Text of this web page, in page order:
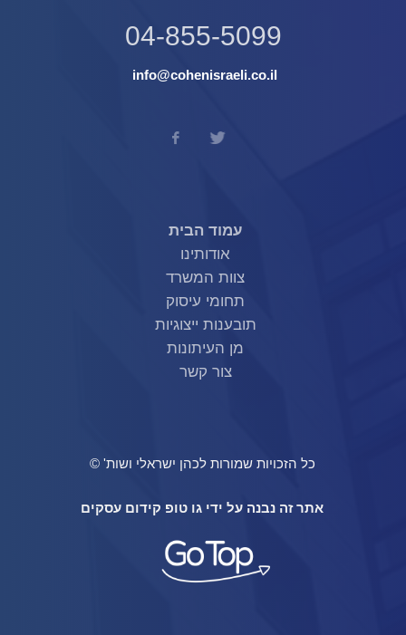
04-855-5099
info@cohenisraeli.co.il
עמוד הבית
אודותינו
צוות המשרד
תחומי עיסוק
תובענות ייצוגיות
מן העיתונות
צור קשר
כל הזכויות שמורות לכהן ישראלי ושות' ©
אתר זה נבנה על ידי גו טופ קידום עסקים